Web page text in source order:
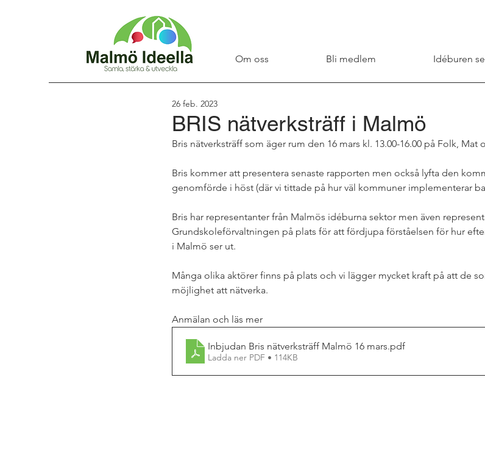
Om oss Bli medlem Idéburen
BRIS nätverksträff i Malmö
26 feb. 2023
Bris nätverksträff som äger rum den 16 mars kl. 13.00-16.00 på Folk,
Bris kommer att presentera senaste rapporten men också lyfta den
genomförde i höst (där vi tittade på hur väl kommuner implementerar
Bris har representanter från Malmös idéburna sektor men även
Grundskoleförvaltningen på plats för att fördjupa förståelsen för hur
i Malmö ser ut.
Många olika aktörer finns på plats och vi lägger mycket kraft på att de
möjlighet att nätverka.
Anmälan och läs mer
Inbjudan Bris nätverksträff Malmö 16 mars.pdf
Ladda ner PDF • 114KB